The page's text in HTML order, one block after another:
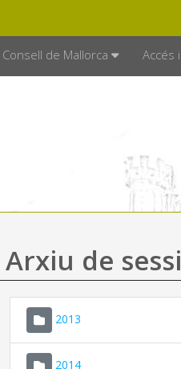
Consell de Mallorca Accés
Arxiu de
2013
2014